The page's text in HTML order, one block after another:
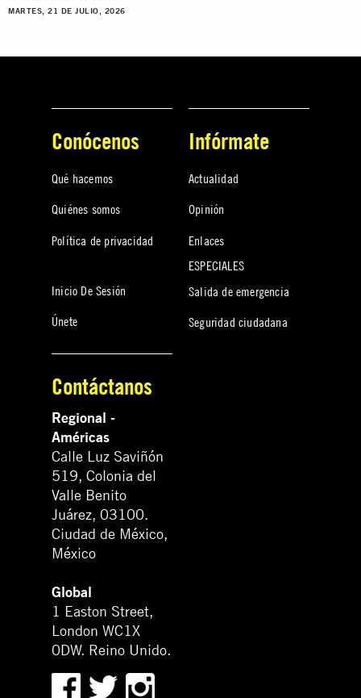
MARTES, 21 DE JULIO, 2026
Conócenos
Qué hacemos
Quiénes somos
Política de privacidad
Inicio De Sesión
Únete
Infórmate
Actualidad
Opinión
Enlaces
ESPECIALES
Salida de emergencia
Seguridad ciudadana
Contáctanos
Regional -
Américas
Calle Luz Saviñón
519, Colonia del
Valle Benito
Juárez, 03100.
Ciudad de México,
México
Global
1 Easton Street,
London WC1X
0DW. Reino Unido.